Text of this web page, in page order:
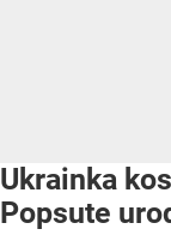
Ukrainka
Popsute